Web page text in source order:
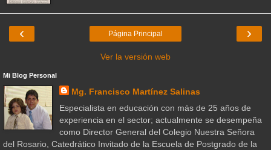
‹ ›
Página Principal
Ver la versión web
Mi Blog Personal
Mg. Francisco Martínez Salinas
Especialista en educación con más de 25 años de
experiencia en el sector; actualmente se desempeña
como Director General del Colegio Nuestra Señora
del Rosario, Catedrático Invitado de la Escuela de Postgrado de la